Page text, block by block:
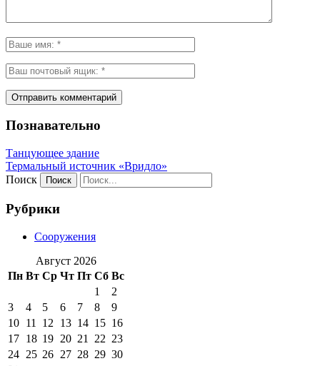
Познавательно
Танцующее здание
Термальный источник «Вридло»
Поиск
Рубрики
Сооружения
Август 2026
Пн Вт Ср Чт Пт Сб Вс
1
2
3
4 5 6 7 8
9
10 11 12 13 14 15 16
17 18 19 20 21 22 23
24 25 26 27 28 29 30